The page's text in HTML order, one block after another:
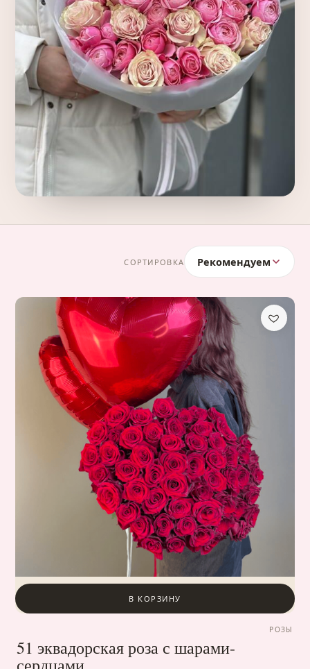
СОРТИРОВКА Рекомендуем
В КОРЗИНУ
РОЗЫ
51 эквадорская роза с шарами-